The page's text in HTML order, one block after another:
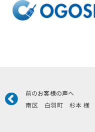
ッ
Prev
前のお客様の声へ
南区 白羽町 杉本 様